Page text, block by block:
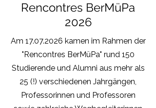
Rencontres BerMüPa
2026
Am 17.07.2026 kamen im Rahmen der
"Rencontres BerMüPa" rund 150
Studierende und Alumni aus mehr als
25 (!) verschiedenen Jahrgängen,
Professorinnen und Professoren